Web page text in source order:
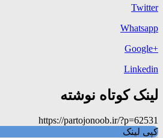
Twitter
Whatsapp
+Google
Linkedin
لینک کوتاه نوشته
https://partojonoob.ir/?p=62531
کپی لینک